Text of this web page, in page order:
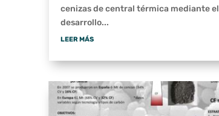
cenizas de central térmica mediante el
desarrollo...
LEER MÁS